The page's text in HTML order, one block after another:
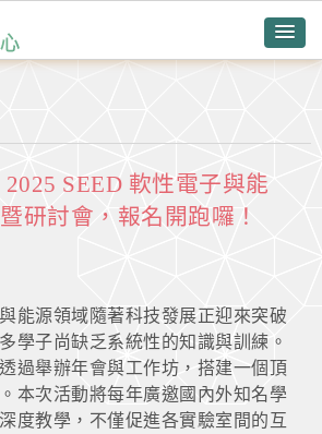
2025 SEED 軟性電子與能
研討會，報名開跑囉！
能源領域隨著科技發展正迎來突破
學子尚缺乏系統性的知識與訓練。
過舉辦年會與工作坊，搭建一個頂
本次活動將每年廣邀國內外知名學
度教學，不僅促進各實驗室間的互